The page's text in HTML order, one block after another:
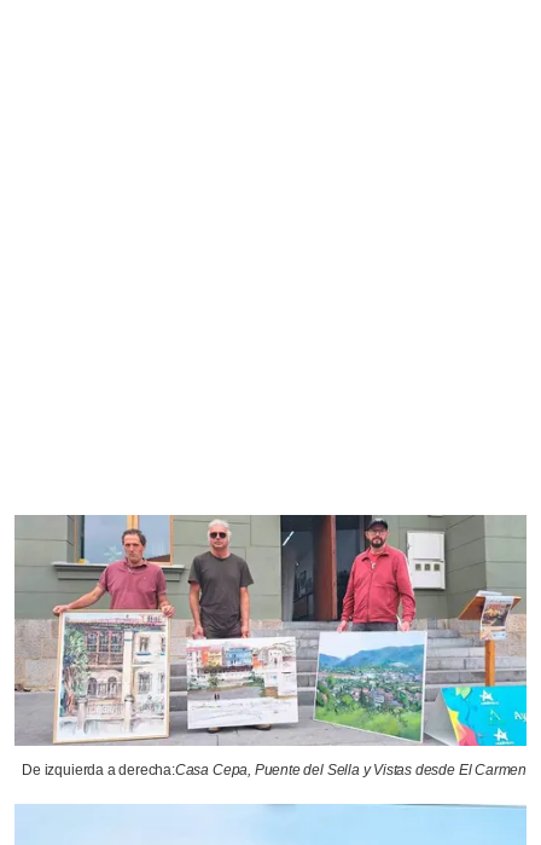
De izquierda a derecha:Casa Cepa, Puente del Sella y Vistas desde El Carmen